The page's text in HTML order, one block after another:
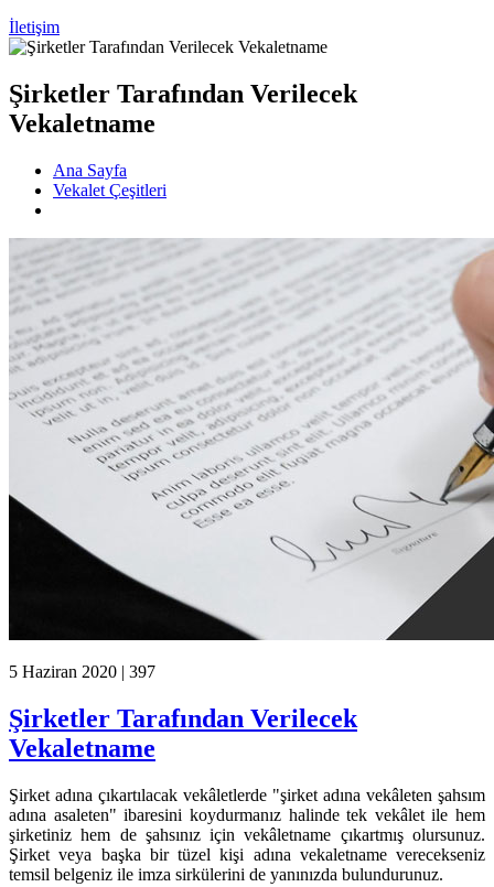
İletişim
Şirketler Tarafından Verilecek
Vekaletname
Ana Sayfa
Vekalet Çeşitleri
5 Haziran 2020 | 397
Şirketler Tarafından Verilecek
Vekaletname
Şirket adına çıkartılacak vekâletlerde "şirket adına vekâleten şahsım
adına asaleten" ibaresini koydurmanız halinde tek vekâlet ile hem
şirketiniz hem de şahsınız için vekâletname çıkartmış olursunuz.
Şirket veya başka bir tüzel kişi adına vekaletname verecekseniz
temsil belgeniz ile imza sirkülerini de yanınızda bulundurunuz.